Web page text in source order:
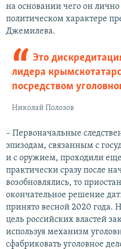
на основании чего он
политическом характере
Джемилева.
Это
лидера
посредством
Николай Полозов
– Первоначальные
эпизодам, связанным с
и с оружием, проходили еще
практически сразу после
возобновлялись, то
окончательное решение
принято весной 2020 года.
цель российских властей
используя механизм
сфабриковать уголовное